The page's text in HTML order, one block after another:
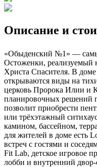
Описание и
«Обыденский №1» —
Остоженки, реализуемый
Христа Спасителя. В
открываются виды на
церковь Пророка Илии и
планировочных решений
позволит приобрести
или трёхэтажный
камином, бассейном,
для жителей в доме есть
встреч с гостями и
Fit Lab, детское игровое
лобби и внутренний двор-